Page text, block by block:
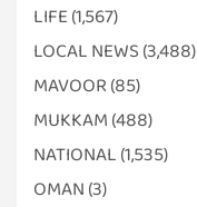
LIFE (1,567)
LOCAL NEWS (3,488)
MAVOOR (85)
MUKKAM (488)
NATIONAL (1,535)
OMAN (3)